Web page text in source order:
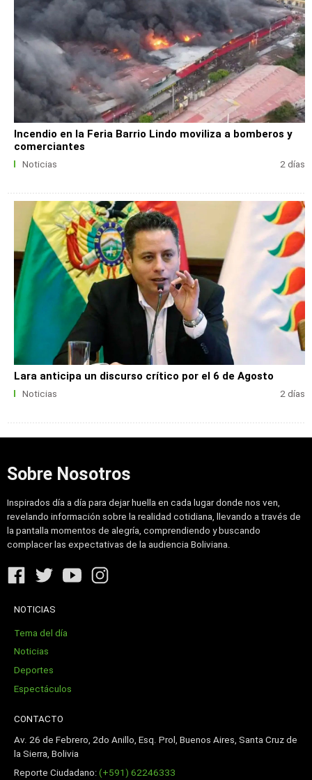
Incendio en la Feria Barrio Lindo moviliza a bomberos y
comerciantes
Noticias 2 días
Lara anticipa un discurso crítico por el 6 de Agosto
Noticias 2 días
Sobre Nosotros
Inspirados día a día para dejar huella en cada lugar donde nos ven,
revelando información sobre la realidad cotidiana, llevando a través de
la pantalla momentos de alegría, comprendiendo y buscando
complacer las expectativas de la audiencia Boliviana.
NOTICIAS
Tema del día
Noticias
Deportes
Espectáculos
CONTACTO
Av. 26 de Febrero, 2do Anillo, Esq. Prol, Buenos Aires, Santa Cruz de
la Sierra, Bolivia
Reporte Ciudadano:(+591) 62246333